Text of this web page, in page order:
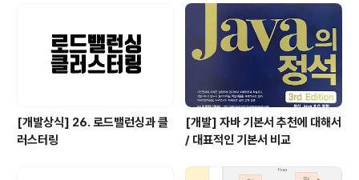
든다. 만들어진 배열의 index 중 일부는 정렬하고자 하는
[개발상식] 26. 로드밸런싱과 클
러스터링
[개발] 자바 기본서 추천에 대해서
/ 대표적인 기본서 비교